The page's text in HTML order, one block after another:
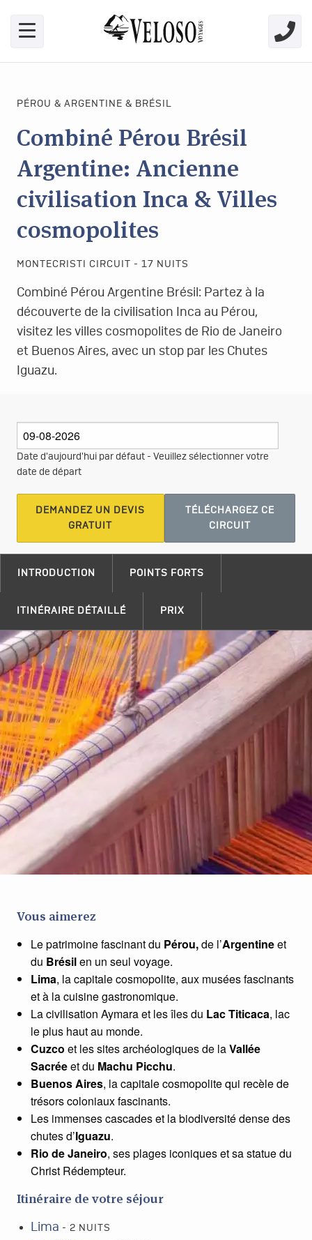
PÉROU & ARGENTINE & BRÉSIL
Combiné Pérou Brésil
Argentine: Ancienne
civilisation Inca & Villes
cosmopolites
MONTECRISTI CIRCUIT - 17 NUITS
Combiné Pérou Argentine Brésil: Partez à la
découverte de la civilisation Inca au Pérou,
visitez les villes cosmopolites de Rio de Janeiro
et Buenos Aires, avec un stop par les Chutes
Iguazu.
Date d'aujourd'hui par défaut - Veuillez sélectionner votre
date de départ
DEMANDEZ UN DEVIS
GRATUIT
TÉLÉCHARGEZ CE
CIRCUIT
INTRODUCTION POINTS FORTS
ITINÉRAIRE DÉTAILLÉ PRIX
Vous aimerez
Le patrimoine fascinant du Pérou,de l’Argentineet
du Brésilen un seul voyage.
Lima, la capitale cosmopolite, aux musées fascinants
et à la cuisine gastronomique.
La civilisation Aymara et les îles du Lac Titicaca, lac
le plus haut au monde.
Cuzco et les sites archéologiques de laVallée
Sacréeet du Machu Picchu.
Buenos Aires, la capitale cosmopolite qui recèle de
trésors coloniaux fascinants.
Les immenses cascades et la biodiversité dense des
chutes d’Iguazu.
Rio de Janeiro, ses plages iconiques et sa statue du
Christ Rédempteur.
Itinéraire de votre séjour
Lima - 2 NUITS